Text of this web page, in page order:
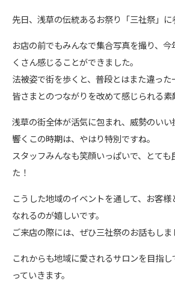
先日、浅草の伝統あるお祭り「三社祭」に
お店の前でもみんなで集合写真を撮り、
くさん感じることができました。
法被姿で街を歩くと、普段とはまた違っ
皆さまとのつながりを改めて感じられる素
浅草の街全体が活気に包まれ、威勢のい
響くこの時期は、やはり特別ですね。
スタッフみんなも笑顔いっぱいで、とて
た！
こうした地域のイベントを通して、お客様
なれるのが嬉しいです。
ご来店の際には、ぜひ三社祭のお話もしま
これからも地域に愛されるサロンを目指
っていきます。